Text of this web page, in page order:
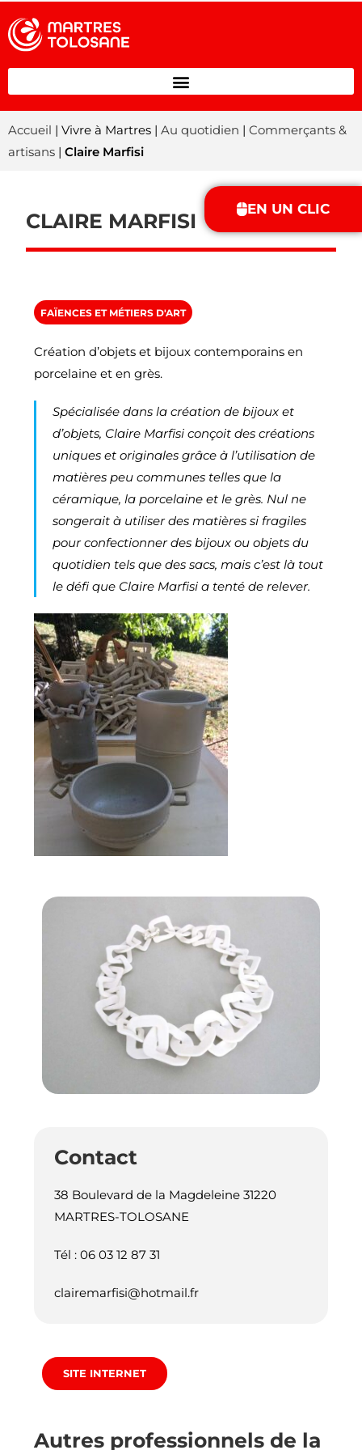
EN UN CLIC
Accueil | Vivre à Martres | Au quotidien | Commerçants &
artisans | Claire Marfisi
CLAIRE MARFISI
FAÏENCES ET MÉTIERS D'ART
Création d’objets et bijoux contemporains en
porcelaine et en grès.
Spécialisée dans la création de bijoux et
d’objets, Claire Marfisi conçoit des créations
uniques et originales grâce à l’utilisation de
matières peu communes telles que la
céramique, la porcelaine et le grès. Nul ne
songerait à utiliser des matières si fragiles
pour confectionner des bijoux ou objets du
quotidien tels que des sacs, mais c’est là tout
le défi que Claire Marfisi a tenté de relever.
Contact
38 Boulevard de la Magdeleine 31220
MARTRES-TOLOSANE
Tél : 06 03 12 87 31
clairemarfisi@hotmail.fr
SITE INTERNET
Autres professionnels de la